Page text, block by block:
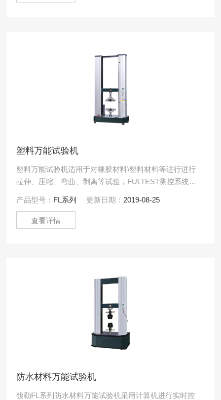
塑料万能试验机
塑料万能试验机适用于对橡胶材料\塑料材料等进行进行
拉伸、压缩、弯曲、剥离等试验，FULTEST测控系统进
及数据存.....
产品型号： FL系列 更新日期： 2019-08-25
查看详情
防水材料万能试验机
馥勒FL系列防水材料万能试验机采用计算机进行实时控